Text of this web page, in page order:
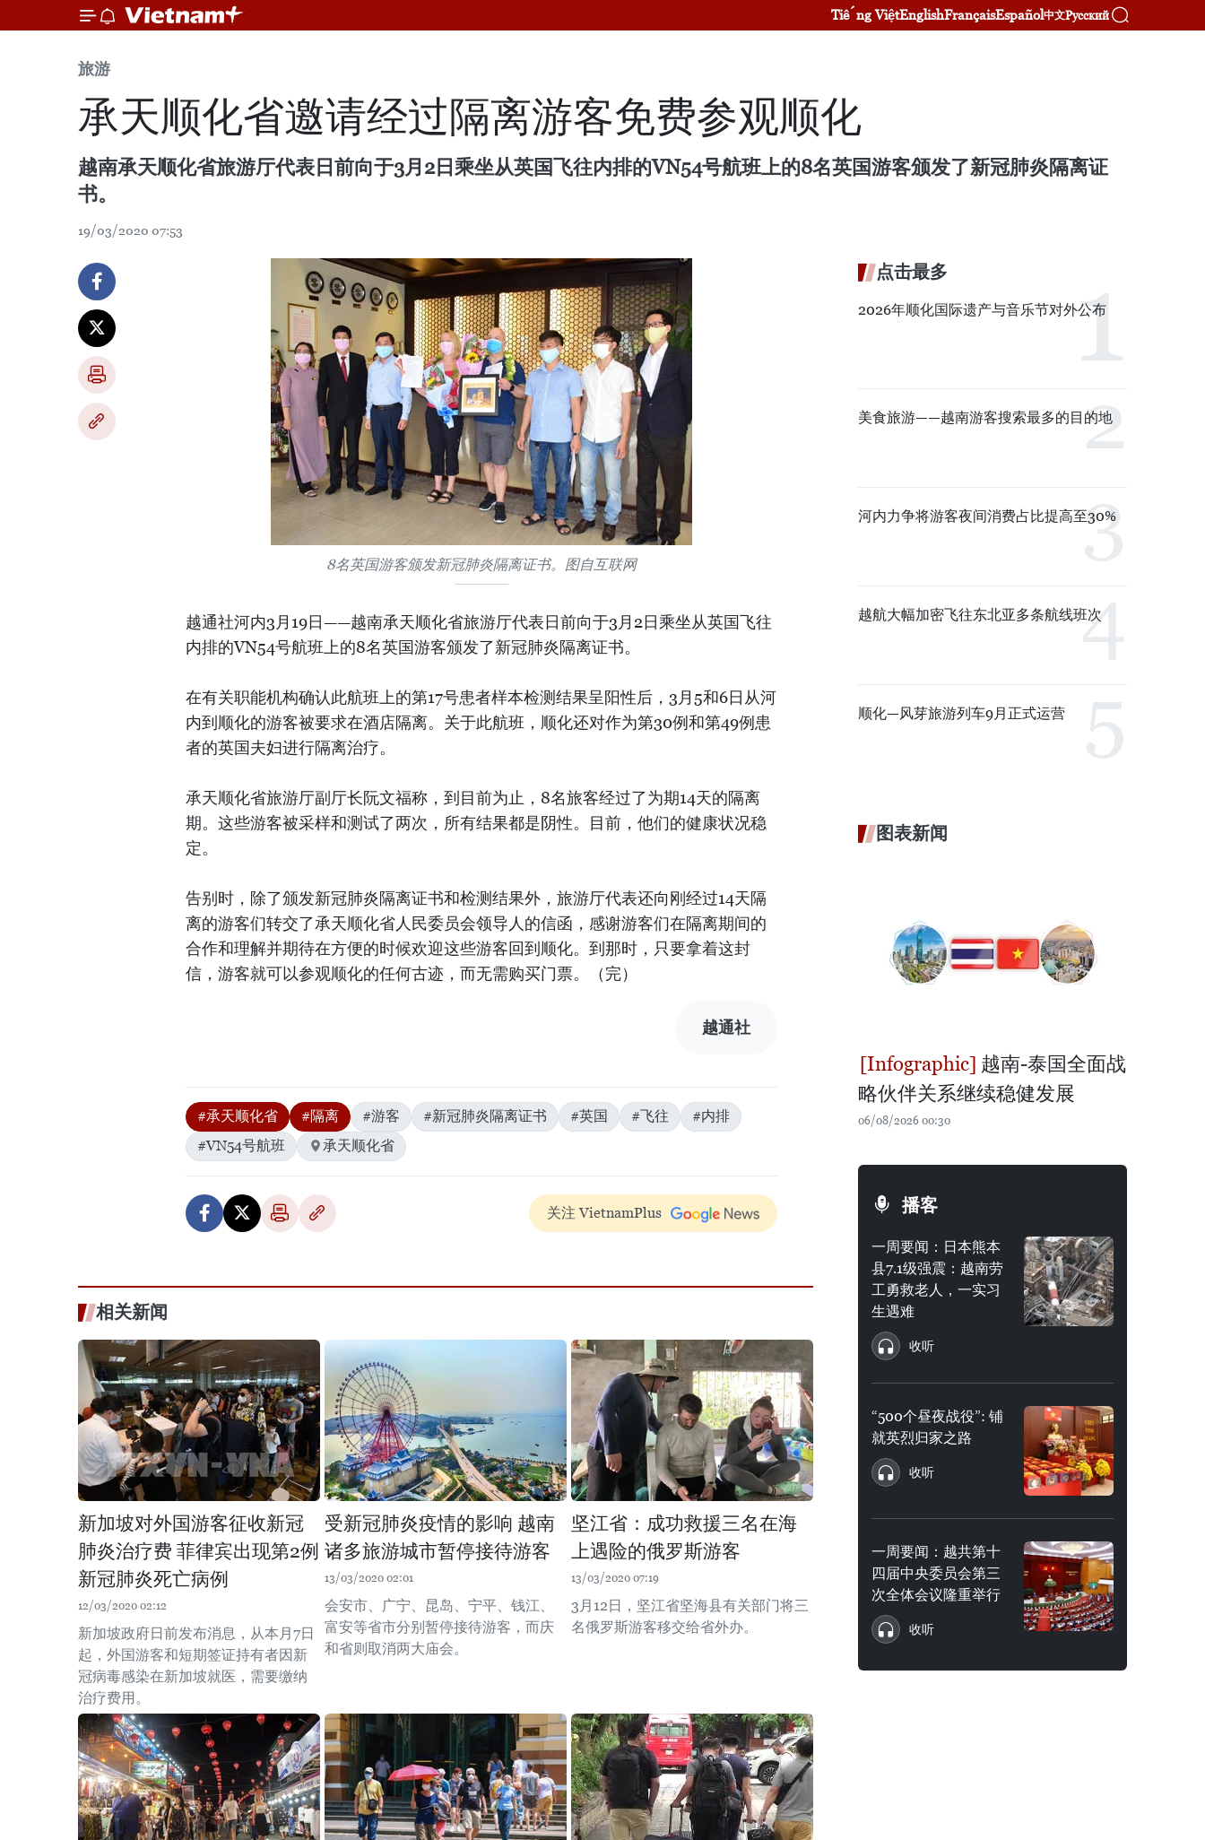
Tiếng ViệtEnglishFrançaisEspañol中文Русский
旅游
承天顺化省邀请经过隔离游客免费参观顺化
越南承天顺化省旅游厅代表日前向于3月2日乘坐从英国飞往内排的VN54号航班上的8名英国游客颁发了新冠肺炎隔离证
书。
19/03/2020 07:53
8名英国游客颁发新冠肺炎隔离证书。图自互联网
越通社河内3月19日——越南承天顺化省旅游厅代表日前向于3月2日乘坐从英国飞往
内排的VN54号航班上的8名英国游客颁发了新冠肺炎隔离证书。
在有关职能机构确认此航班上的第17号患者样本检测结果呈阳性后，3月5和6日从河
内到顺化的游客被要求在酒店隔离。关于此航班，顺化还对作为第30例和第49例患
者的英国夫妇进行隔离治疗。
承天顺化省旅游厅副厅长阮文福称，到目前为止，8名旅客经过了为期14天的隔离
期。这些游客被采样和测试了两次，所有结果都是阴性。目前，他们的健康状况稳
定。
告别时，除了颁发新冠肺炎隔离证书和检测结果外，旅游厅代表还向刚经过14天隔
离的游客们转交了承天顺化省人民委员会领导人的信函，感谢游客们在隔离期间的
合作和理解并期待在方便的时候欢迎这些游客回到顺化。到那时，只要拿着这封
信，游客就可以参观顺化的任何古迹，而无需购买门票。（完）
越通社
#承天顺化省 #隔离 #游客 #新冠肺炎隔离证书 #英国 #飞往
#内排
#VN54号航班
承天顺化省
关注 VietnamPlus
相关新闻
新加坡对外国游客征收新冠
肺炎治疗费 菲律宾出现第2例
新冠肺炎死亡病例
12/03/2020 02:12
新加坡政府日前发布消息，从本月7日
起，外国游客和短期签证持有者因新
冠病毒感染在新加坡就医，需要缴纳
治疗费用。
受新冠肺炎疫情的影响 越南
诸多旅游城市暂停接待游客
13/03/2020 02:01
会安市、广宁、昆岛、宁平、钱江、
富安等省市分别暂停接待游客，而庆
和省则取消两大庙会。
坚江省：成功救援三名在海
上遇险的俄罗斯游客
13/03/2020 07:19
3月12日，坚江省坚海县有关部门将三
名俄罗斯游客移交给省外办。
点击最多
2026年顺化国际遗产与音乐节对外公布
美食旅游——越南游客搜索最多的目的地
河内力争将游客夜间消费占比提高至30%
越航大幅加密飞往东北亚多条航线班次
顺化—风芽旅游列车9月正式运营
图表新闻
越南-泰国全面战
略伙伴关系继续稳健发展
06/08/2026 00:30
播客
一周要闻：日本熊本
县7.1级强震：越南劳
工勇救老人，一实习
生遇难
收听
“500个昼夜战役”: 铺
就英烈归家之路
收听
一周要闻：越共第十
四届中央委员会第三
次全体会议隆重举行
收听